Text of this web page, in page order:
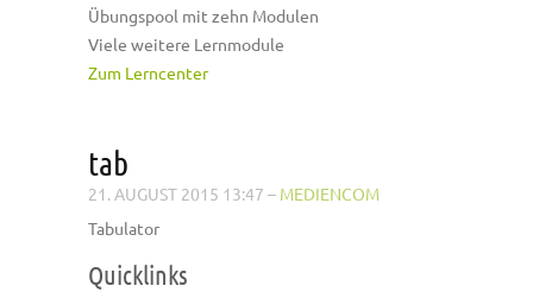
Übungspool mit zehn Modulen
Viele weitere Lernmodule
Zum Lerncenter
tab
21. AUGUST 2015 13:47 – MEDIENCOM
Tabulator
Quicklinks